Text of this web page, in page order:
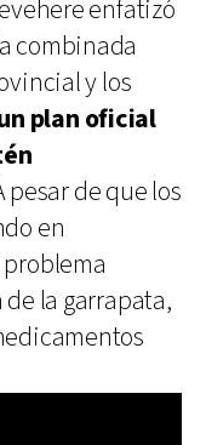
enfatizó
combinada
y los
plan oficial
pesar de que los
en
la garrapata,